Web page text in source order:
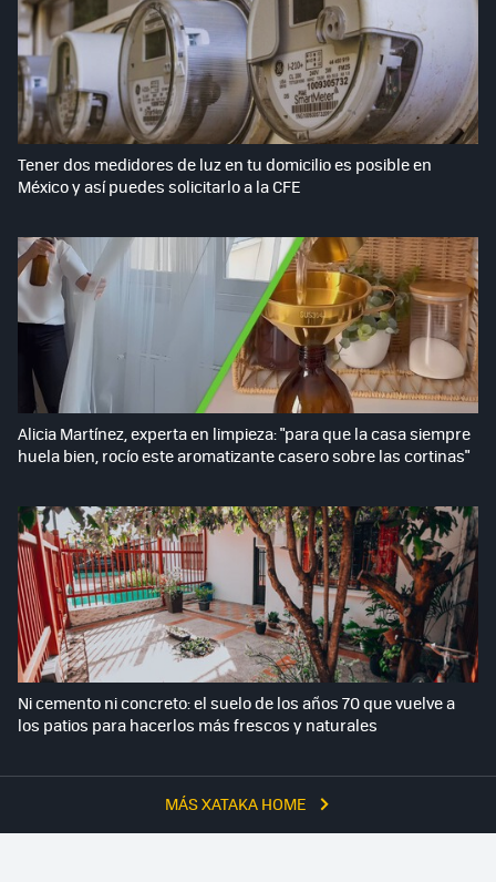
MÁS XATAKA HOME
Tener dos medidores de luz en tu domicilio es posible en
México y así puedes solicitarlo a la CFE
Alicia Martínez, experta en limpieza: "para que la casa siempre
huela bien, rocío este aromatizante casero sobre las cortinas"
Ni cemento ni concreto: el suelo de los años 70 que vuelve a
los patios para hacerlos más frescos y naturales